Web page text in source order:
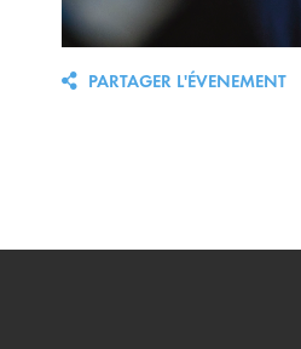
PARTAGER L'ÉVENEMENT